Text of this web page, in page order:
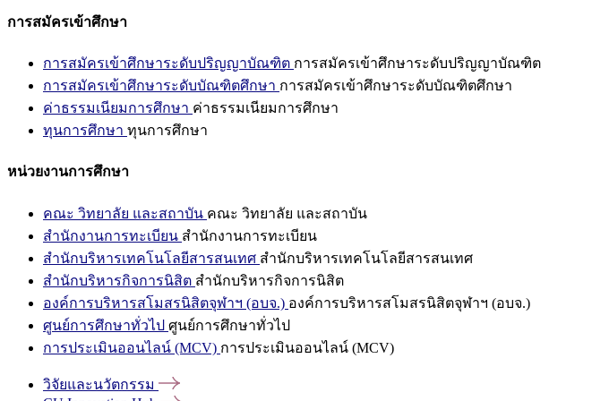
การสมัครเข้าศึกษา
การสมัครเข้าศึกษาระดับปริญญาบัณฑิต การสมัครเข้าศึกษาระดับปริญญาบัณฑิต
การสมัครเข้าศึกษาระดับบัณฑิตศึกษา การสมัครเข้าศึกษาระดับบัณฑิตศึกษา
ค่าธรรมเนียมการศึกษา ค่าธรรมเนียมการศึกษา
ทุนการศึกษา ทุนการศึกษา
หน่วยงานการศึกษา
คณะ วิทยาลัย และสถาบัน คณะ วิทยาลัย และสถาบัน
สำนักงานการทะเบียน สำนักงานการทะเบียน
สำนักบริหารเทคโนโลยีสารสนเทศ สำนักบริหารเทคโนโลยีสารสนเทศ
สำนักบริหารกิจการนิสิต สำนักบริหารกิจการนิสิต
องค์การบริหารสโมสรนิสิตจุฬาฯ (อบจ.) องค์การบริหารสโมสรนิสิตจุฬาฯ (อบจ.)
ศูนย์การศึกษาทั่วไป ศูนย์การศึกษาทั่วไป
การประเมินออนไลน์ (MCV) การประเมินออนไลน์ (MCV)
วิจัยและนวัตกรรม